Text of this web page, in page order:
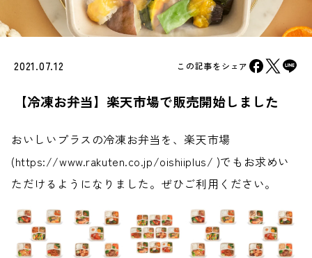
2021.07.12 この記事をシェア
【冷凍お弁当】楽天市場で販売開始しました
おいしいプラスの冷凍お弁当を、楽天市場
(https://www.rakuten.co.jp/oishiiplus/ )でもお求めい
ただけるようになりました。ぜひご利用ください。